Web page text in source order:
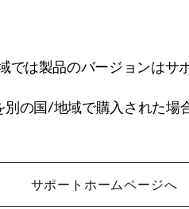
では製品のバージョンはサ
別の国/地域で購入された場
サポートホームページへ